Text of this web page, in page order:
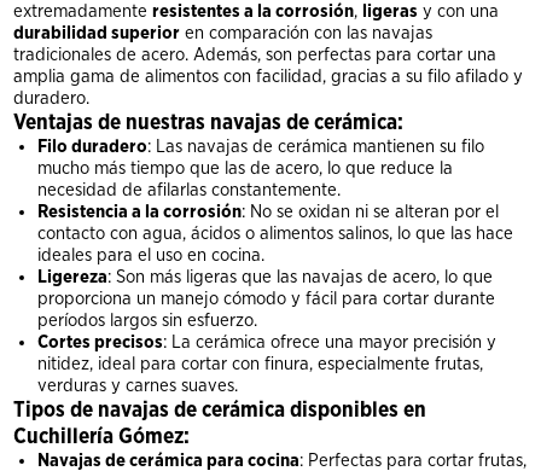
extremadamenteresistentes a la corrosión, ligeras y con una
durabilidad superior en comparación con las navajas
tradicionales de acero. Además, son perfectas para cortar una
amplia gama de alimentos con facilidad, gracias a su filo afilado y
duradero.
Ventajas de nuestras navajas de cerámica:
Filo duradero: Las navajas de cerámica mantienen su filo
mucho más tiempo que las de acero, lo que reduce la
necesidad de afilarlas constantemente.
Resistencia a la corrosión: No se oxidan ni se alteran por el
contacto con agua, ácidos o alimentos salinos, lo que las hace
ideales para el uso en cocina.
Ligereza: Son más ligeras que las navajas de acero, lo que
proporciona un manejo cómodo y fácil para cortar durante
períodos largos sin esfuerzo.
Cortes precisos: La cerámica ofrece una mayor precisión y
nitidez, ideal para cortar con finura, especialmente frutas,
verduras y carnes suaves.
Tipos de navajas de cerámica disponibles en
Cuchillería Gómez:
Navajas de cerámica para cocina: Perfectas para cortar frutas,